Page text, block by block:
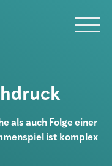
als auch Folge einer
ist komplex